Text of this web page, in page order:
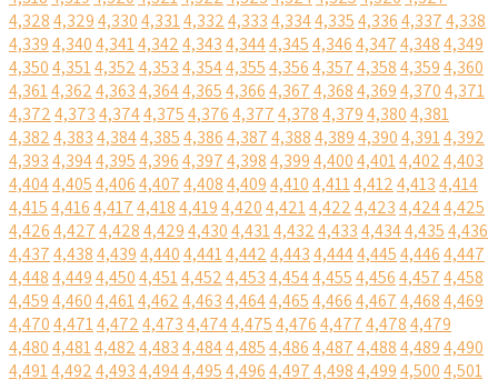
4,3284,3294,3304,3314,3324,3334,3344,3354,3364,3374,338
4,3394,3404,3414,3424,3434,3444,3454,3464,3474,3484,349
4,3504,3514,3524,3534,3544,3554,3564,3574,3584,3594,360
4,3614,3624,3634,3644,3654,3664,3674,3684,3694,3704,371
4,3724,3734,3744,3754,3764,3774,3784,3794,3804,381
4,3824,3834,3844,3854,3864,3874,3884,3894,3904,3914,392
4,3934,3944,3954,3964,3974,3984,3994,4004,4014,4024,403
4,4044,4054,4064,4074,4084,4094,4104,4114,4124,4134,414
4,4154,4164,4174,4184,4194,4204,4214,4224,4234,4244,425
4,4264,4274,4284,4294,4304,4314,4324,4334,4344,4354,436
4,4374,4384,4394,4404,4414,4424,4434,4444,4454,4464,447
4,4484,4494,4504,4514,4524,4534,4544,4554,4564,4574,458
4,4594,4604,4614,4624,4634,4644,4654,4664,4674,4684,469
4,4704,4714,4724,4734,4744,4754,4764,4774,4784,479
4,4804,4814,4824,4834,4844,4854,4864,4874,4884,4894,490
4,4914,4924,4934,4944,4954,4964,4974,4984,4994,5004,501